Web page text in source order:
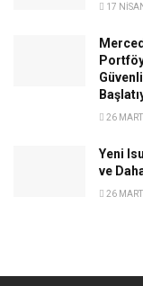
17
26
Yeni
ve
26